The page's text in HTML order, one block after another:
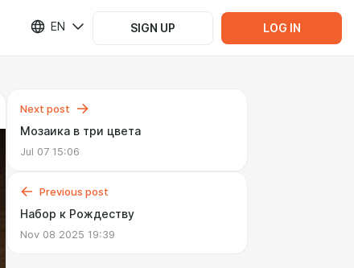
EN SIGN UP LOG IN
Next post
Мозаика в три цвета
Jul 07 15:06
Previous post
Набор к Рождеству
Nov 08 2025 19:39